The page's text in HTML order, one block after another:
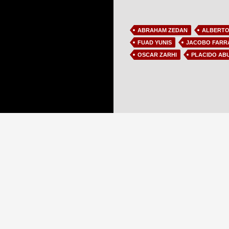
ABRAHAM ZEDAN
FUAD YUNIS
JACOBO
OSCAR ZARHI
PLACIDO